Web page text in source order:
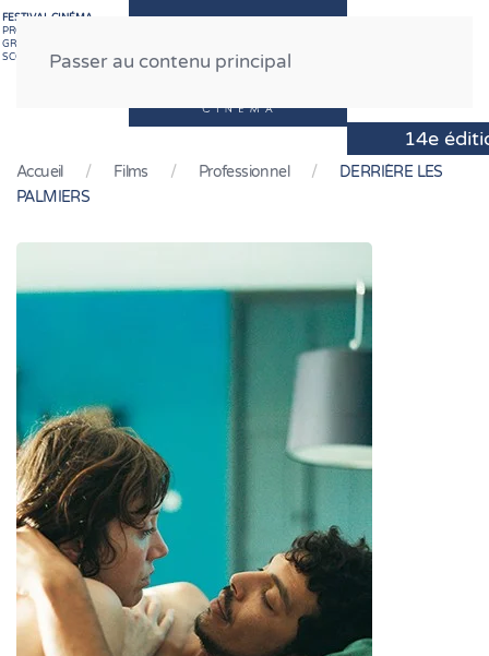
Passer au contenu principal
FESTIVAL CINÉMA
PROFESSIONNEL
GRAND PUBLIC
SCOLAIRE
Accueil Films Professionnel
DERRIÈRE LES
PALMIERS